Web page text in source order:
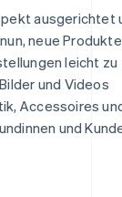
ausgerichtet
neue Produkte
leicht zu
und Videos
Accessoires
und